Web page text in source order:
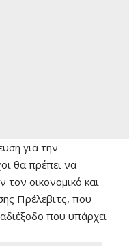
για την
θα πρέπει να
οικονομικό και
Πρέλεβιτς, που
που υπάρχει